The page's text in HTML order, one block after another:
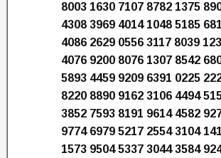
8003 1630 7107 8782 1375
4308 3969 4014 1048 5185
4086 2629 0556 3117 8039
4076 9200 8076 1307 8542
5893 4459 9209 6391 0225
8220 8890 9162 3106 4494
3852 7593 8191 9614 4582
9774 6979 5217 2554 3104
1573 9504 5337 3044 3584